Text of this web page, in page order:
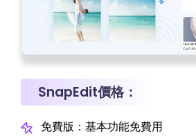
SnapEdit價格：
免費版：基本功能免費用